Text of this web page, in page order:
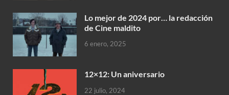
Lo mejor de 2024 por… la redacción
de Cine maldito
6 enero, 2025
12×12: Un aniversario
22 julio, 2024